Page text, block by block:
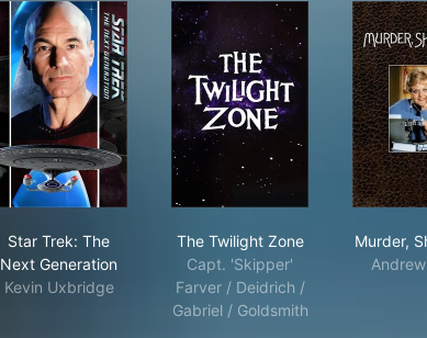
Star Trek: The
Next Generation
Kevin Uxbridge
The Twilight Zone
Capt. 'Skipper'
Farver / Deidrich /
Gabriel / Goldsmith
Murder,